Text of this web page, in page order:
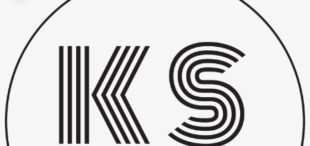
Elektrikli Aksamlar
Elektrikli Süpürge
Fan
Fırın, Ocak ve Aspiratör